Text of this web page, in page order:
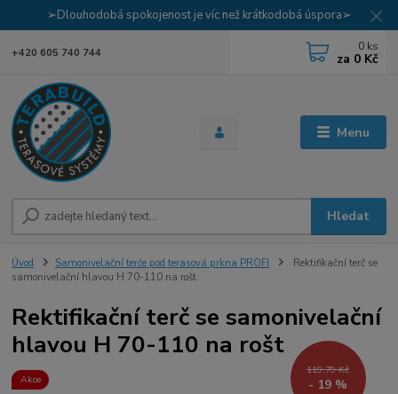
➢Dlouhodobá spokojenost je víc než krátkodobá úspora➢
Menu
Hledat
+420 605 740 744 0 ks
za 0 Kč
Úvod Samonivelační terče pod terasová prkna PROFI
Rektifikační terč se
samonivelační hlavou H 70-110 na rošt
Rektifikační terč se samonivelační
hlavou H 70-110 na rošt
Akce
119,79 Kč
- 19 %